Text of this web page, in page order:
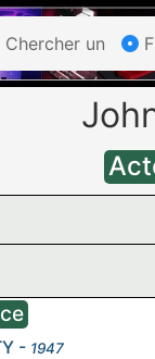
Chercher un
- 1947